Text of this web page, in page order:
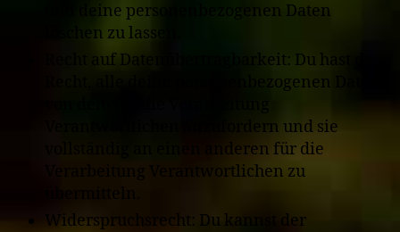
und deine personenbezogenen Daten
löschen zu lassen.
Recht auf Datenübertragbarkeit: Du hast das
Recht, alle deine personenbezogenen Daten
Verantwortlichen anzufordern und sie
vollständig an einen anderen für die
Verarbeitung Verantwortlichen zu
Widerspruchsrecht: Du kannst der